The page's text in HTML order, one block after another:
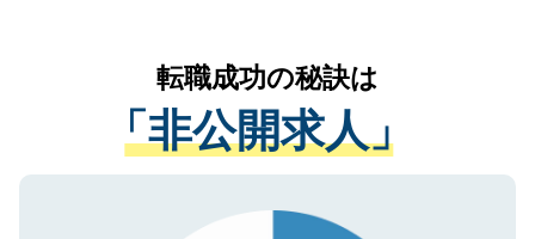
は、個人情報の取り扱いについての厳密な
管理基準を満たした事業者のみに付与され
る、プライバシーマークを取得済みです。
で、機密保持に関してもご安心ください。
かがいして、現在の医療機関の状況や紹介
経験をまじえながら、適切なアドバイスを
させていただきます。すぐにご転職をされ
ない方には、長期的なサポートが可能です
ので、まずはご登録ください。
転職成功の秘訣は
「非公開求人」